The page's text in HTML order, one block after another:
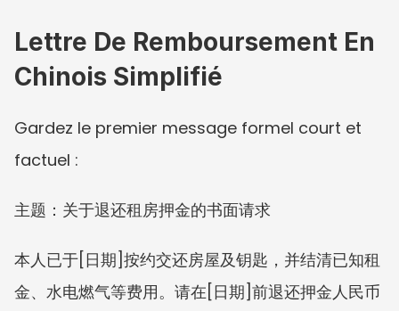
Lettre De Remboursement En
Chinois Simplifié
Gardez le premier message formel court et
factuel :
主题：关于退还租房押金的书面请求
本人已于[日期]按约交还房屋及钥匙，并结清已知租
金、水电燃气等费用。请在[日期]前退还押金人民币